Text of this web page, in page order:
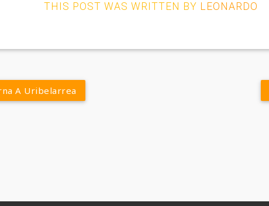
THIS POST WAS WRITTEN BY LEONARDO
A Uribelarrea